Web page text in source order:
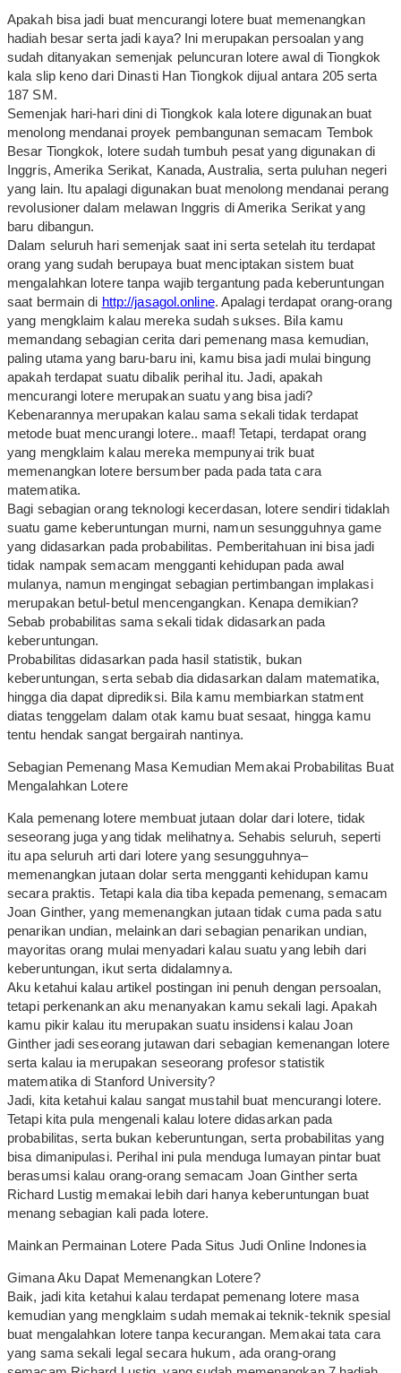
Apakah bisa jadi buat mencurangi lotere buat memenangkan
hadiah besar serta jadi kaya? Ini merupakan persoalan yang
sudah ditanyakan semenjak peluncuran lotere awal di Tiongkok
kala slip keno dari Dinasti Han Tiongkok dijual antara 205 serta
187 SM.
Semenjak hari-hari dini di Tiongkok kala lotere digunakan buat
menolong mendanai proyek pembangunan semacam Tembok
Besar Tiongkok, lotere sudah tumbuh pesat yang digunakan di
Inggris, Amerika Serikat, Kanada, Australia, serta puluhan negeri
yang lain. Itu apalagi digunakan buat menolong mendanai perang
revolusioner dalam melawan Inggris di Amerika Serikat yang
baru dibangun.
Dalam seluruh hari semenjak saat ini serta setelah itu terdapat
orang yang sudah berupaya buat menciptakan sistem buat
mengalahkan lotere tanpa wajib tergantung pada keberuntungan
saat bermain di http://jasagol.online. Apalagi terdapat orang-orang
yang mengklaim kalau mereka sudah sukses. Bila kamu
memandang sebagian cerita dari pemenang masa kemudian,
paling utama yang baru-baru ini, kamu bisa jadi mulai bingung
apakah terdapat suatu dibalik perihal itu. Jadi, apakah
mencurangi lotere merupakan suatu yang bisa jadi?
Kebenarannya merupakan kalau sama sekali tidak terdapat
metode buat mencurangi lotere.. maaf! Tetapi, terdapat orang
yang mengklaim kalau mereka mempunyai trik buat
memenangkan lotere bersumber pada pada tata cara
matematika.
Bagi sebagian orang teknologi kecerdasan, lotere sendiri tidaklah
suatu game keberuntungan murni, namun sesungguhnya game
yang didasarkan pada probabilitas. Pemberitahuan ini bisa jadi
tidak nampak semacam mengganti kehidupan pada awal
mulanya, namun mengingat sebagian pertimbangan implakasi
merupakan betul-betul mencengangkan. Kenapa demikian?
Sebab probabilitas sama sekali tidak didasarkan pada
keberuntungan.
Probabilitas didasarkan pada hasil statistik, bukan
keberuntungan, serta sebab dia didasarkan dalam matematika,
hingga dia dapat diprediksi. Bila kamu membiarkan statment
diatas tenggelam dalam otak kamu buat sesaat, hingga kamu
tentu hendak sangat bergairah nantinya.
Sebagian Pemenang Masa Kemudian Memakai Probabilitas Buat
Mengalahkan Lotere
Kala pemenang lotere membuat jutaan dolar dari lotere, tidak
seseorang juga yang tidak melihatnya. Sehabis seluruh, seperti
itu apa seluruh arti dari lotere yang sesungguhnya–
memenangkan jutaan dolar serta mengganti kehidupan kamu
secara praktis. Tetapi kala dia tiba kepada pemenang, semacam
Joan Ginther, yang memenangkan jutaan tidak cuma pada satu
penarikan undian, melainkan dari sebagian penarikan undian,
mayoritas orang mulai menyadari kalau suatu yang lebih dari
keberuntungan, ikut serta didalamnya.
Aku ketahui kalau artikel postingan ini penuh dengan persoalan,
tetapi perkenankan aku menanyakan kamu sekali lagi. Apakah
kamu pikir kalau itu merupakan suatu insidensi kalau Joan
Ginther jadi seseorang jutawan dari sebagian kemenangan lotere
serta kalau ia merupakan seseorang profesor statistik
matematika di Stanford University?
Jadi, kita ketahui kalau sangat mustahil buat mencurangi lotere.
Tetapi kita pula mengenali kalau lotere didasarkan pada
probabilitas, serta bukan keberuntungan, serta probabilitas yang
bisa dimanipulasi. Perihal ini pula menduga lumayan pintar buat
berasumsi kalau orang-orang semacam Joan Ginther serta
Richard Lustig memakai lebih dari hanya keberuntungan buat
menang sebagian kali pada lotere.
Mainkan Permainan Lotere Pada Situs Judi Online Indonesia
Gimana Aku Dapat Memenangkan Lotere?
Baik, jadi kita ketahui kalau terdapat pemenang lotere masa
kemudian yang mengklaim sudah memakai teknik-teknik spesial
buat mengalahkan lotere tanpa kecurangan. Memakai tata cara
yang sama sekali legal secara hukum, ada orang-orang